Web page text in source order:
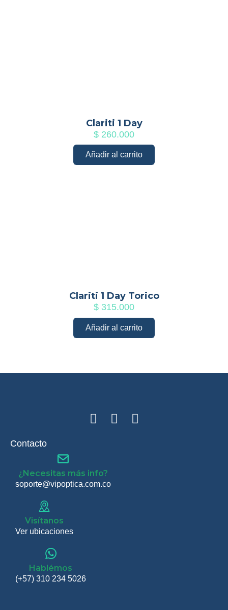
Clariti 1 Day
$ 260.000
Añadir al carrito
Clariti 1 Day Torico
$ 315.000
Añadir al carrito
Contacto
¿Necesitas más info?
soporte@vipoptica.com.co
Visítanos
Ver ubicaciones
Hablémos
(+57) 310 234 5026